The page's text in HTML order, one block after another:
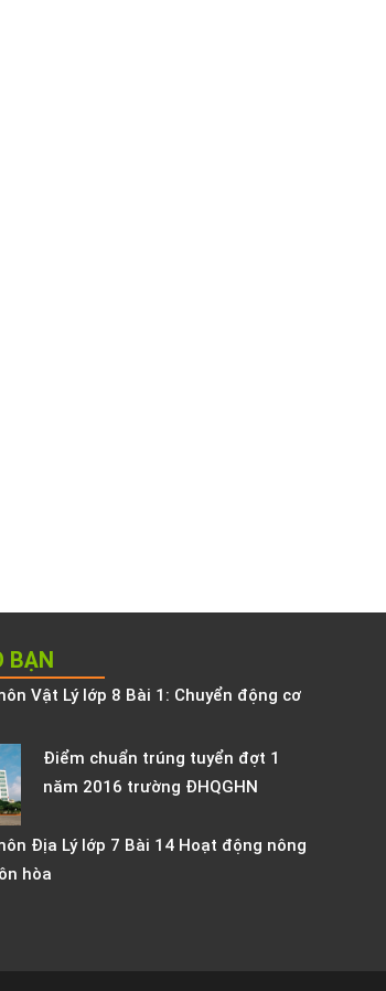
BẠN
Vật Lý lớp 8 Bài 1: Chuyển động cơ
Điểm chuẩn trúng tuyển đợt 1
năm 2016 trường ĐHQGHN
Địa Lý lớp 7 Bài 14 Hoạt động nông
hòa